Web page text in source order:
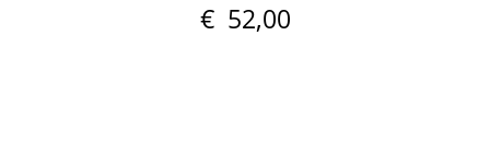
€ 52,00